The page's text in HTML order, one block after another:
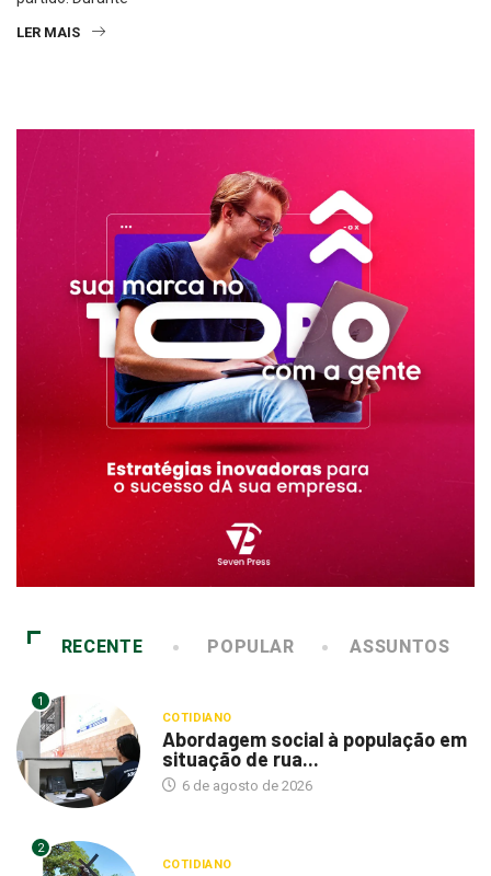
LER MAIS
RECENTE POPULAR ASSUNTOS
1
COTIDIANO
Abordagem social à população em
situação de rua...
6 de agosto de 2026
2
COTIDIANO